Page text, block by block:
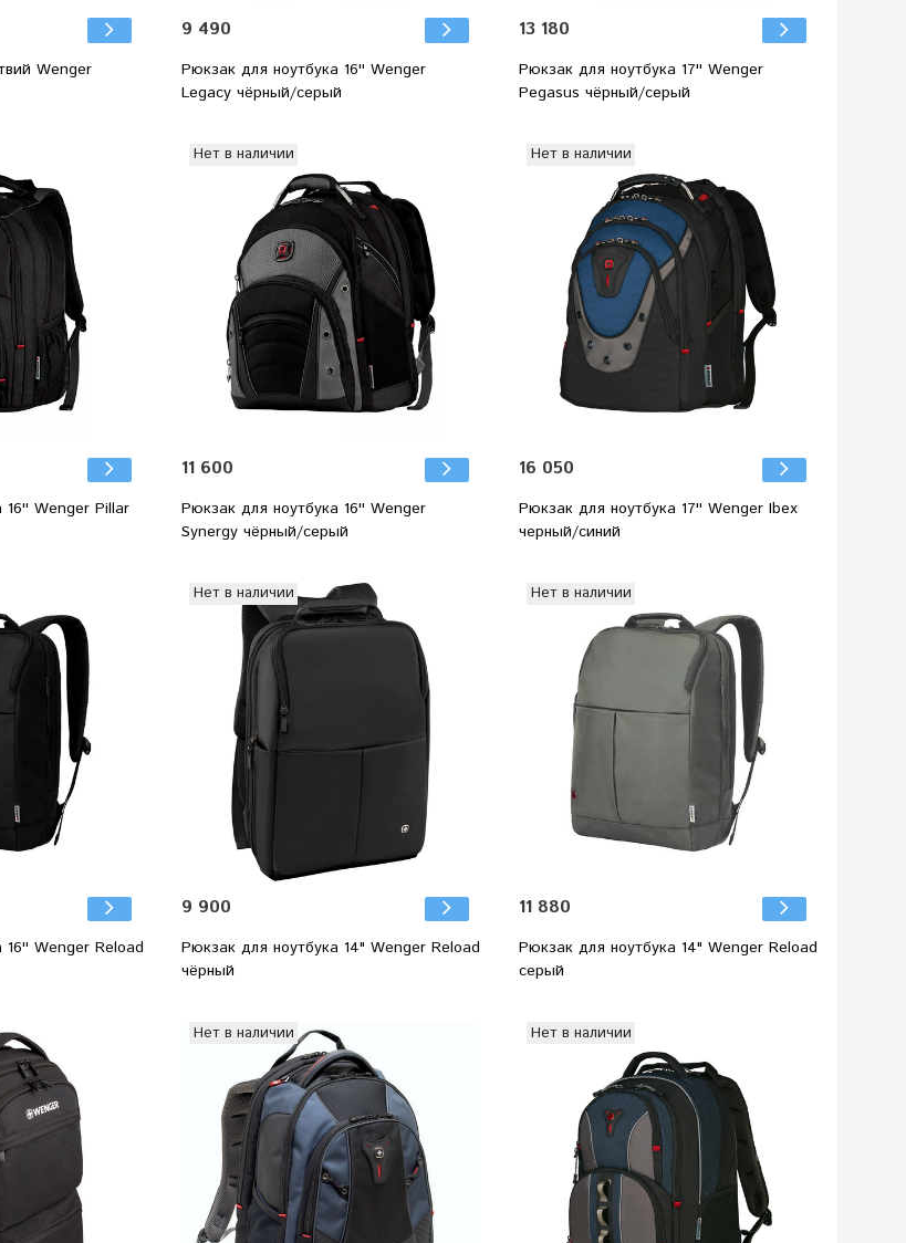
Wenger
9 490
Рюкзак для ноутбука 16'' Wenger
Legacy чёрный/серый
13 180
Рюкзак для ноутбука 17'' Wenger
Pegasus чёрный/серый
16'' Wenger Pillar
Нет в наличии
11 600
Рюкзак для ноутбука 16'' Wenger
Synergy чёрный/серый
Нет в наличии
16 050
Рюкзак для ноутбука 17'' Wenger Ibex
черный/синий
Wenger Reload
Нет в наличии
9 900
Рюкзак для ноутбука 14" Wenger Reload
чёрный
Нет в наличии
11 880
Рюкзак для ноутбука 14" Wenger Reload
серый
Нет в наличии Нет в наличии